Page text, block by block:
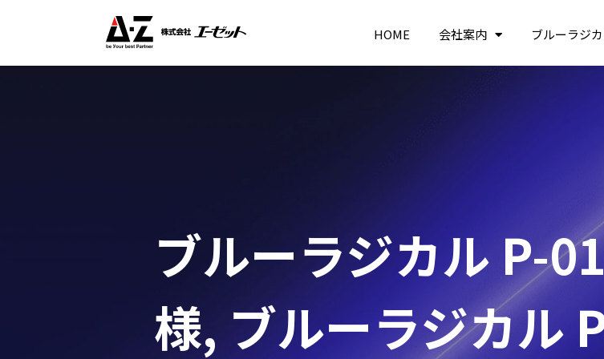
HOME 会社案内 ブルーラジ
ブルーラジカル P-
様,ブルーラジカル